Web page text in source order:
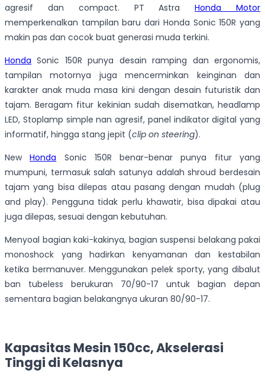
agresif dan compact. PT AstraHonda Motor
memperkenalkan tampilan baru dari Honda Sonic 150R yang
makin pas dan cocok buat generasi muda terkini.
Honda Sonic 150R punya desain ramping dan ergonomis,
tampilan motornya juga mencerminkan keinginan dan
karakter anak muda masa kini dengan desain futuristik dan
tajam. Beragam fitur kekinian sudah disematkan, headlamp
LED, Stoplamp simple nan agresif, panel indikator digital yang
informatif, hingga stang jepit (clip on steering).
NewHonda Sonic 150R benar-benar punya fitur yang
mumpuni, termasuk salah satunya adalah shroud berdesain
tajam yang bisa dilepas atau pasang dengan mudah (plug
and play). Pengguna tidak perlu khawatir, bisa dipakai atau
juga dilepas, sesuai dengan kebutuhan.
Menyoal bagian kaki-kakinya, bagian suspensi belakang pakai
monoshock yang hadirkan kenyamanan dan kestabilan
ketika bermanuver. Menggunakan pelek sporty, yang dibalut
ban tubeless berukuran 70/90-17 untuk bagian depan
sementara bagian belakangnya ukuran 80/90-17.
Kapasitas Mesin 150cc, Akselerasi
Tinggi di Kelasnya